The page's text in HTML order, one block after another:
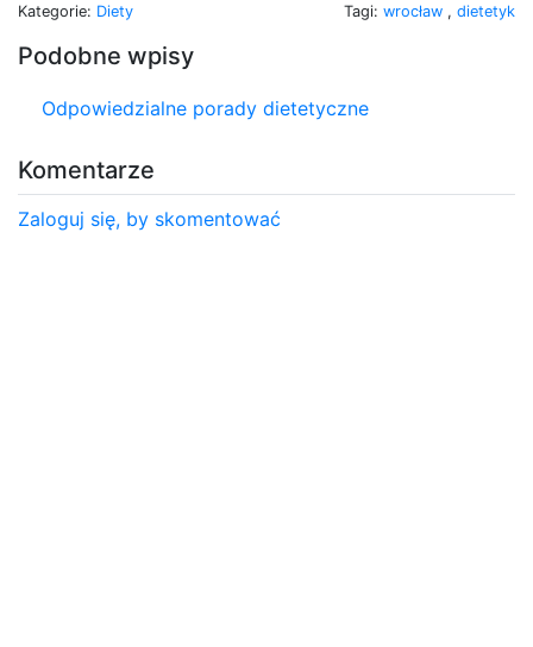
Kategorie: Diety Tagi: wrocław , dietetyk
Podobne wpisy
Odpowiedzialne porady dietetyczne
Komentarze
Zaloguj się, by skomentować